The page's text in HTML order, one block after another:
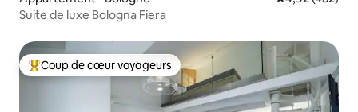
Suite de luxe Bologna Fiera
Coups de cœur voyageurs les plus appréciés
Coup de cœur voyageurs